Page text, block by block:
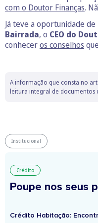
com o Doutor Finanças.
Já teve a oportunidade
Bairrada, o CEO do
conheceros conselhos
A informação que consta no
leitura integral de documentos
Institucional
Crédito
Poupe nos seus
Crédito Habitação: